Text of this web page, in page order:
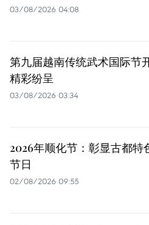
03/08/2026 04:08
第九届越南传统武术国际节
精彩纷呈
03/08/2026 03:34
2026年顺化节：彰显古都特
节日
02/08/2026 09:55